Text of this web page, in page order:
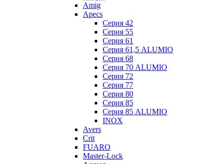
Amig
Apecs
Серия 42
Серия 55
Серия 61
Серия 61,5 ALUMIO
Серия 68
Серия 70 ALUMIO
Серия 72
Серия 77
Серия 80
Серия 85
Серия 85 ALUMIO
INOX
Avers
Crit
FUARO
Master-Lock